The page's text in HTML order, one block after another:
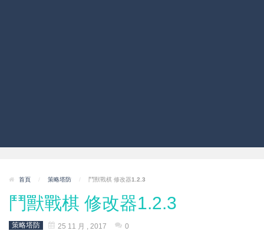
首頁 / 策略塔防 / 鬥獸戰棋 修改器1.2.3
鬥獸戰棋 修改器1.2.3
策略塔防 25 11 月 , 2017 0